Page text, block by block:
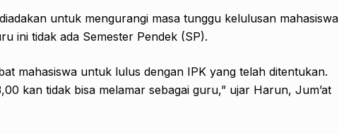
untuk mengurangi masa tunggu kelulusan mahasiswa
ini tidak ada Semester Pendek (SP).
mahasiswa untuk lulus dengan IPK yang telah ditentukan.
kan tidak bisa melamar sebagai guru,” ujar Harun, Jum’at